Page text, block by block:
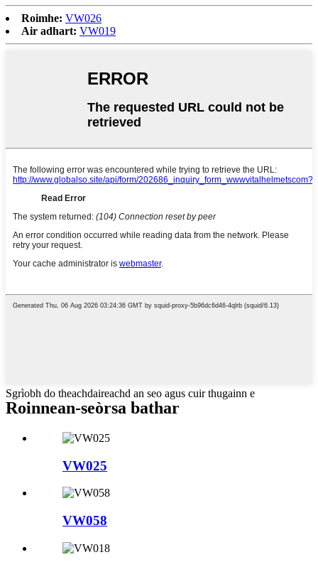
Roimhe: VW026
Air adhart: VW019
Sgrìobh do theachdaireachd an seo agus cuir thugainn e
Roinnean-seòrsa bathar
VW025
VW058